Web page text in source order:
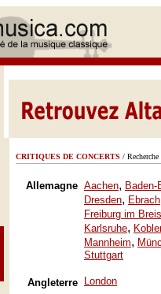
CRITIQUES DE CONCERTS /
Allemagne Aachen, Baden-
Dresden, Ebrach
Freiburg im
Karlsruhe,
Mannheim,
Stuttgart
Angleterre London